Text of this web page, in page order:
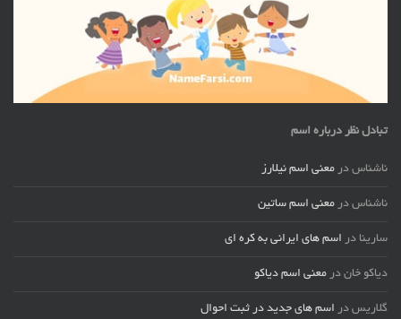
تبادل نظر درباره اسم
ناشناس در معنی اسم نیلارز
ناشناس در معنی اسم ساتین
سارینا در اسم های ایرانی به کره ای
دیاکو خان در معنی اسم دیاکو
گلاریس در اسم های جدید در ثبت احوال